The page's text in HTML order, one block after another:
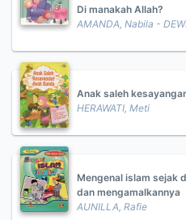
Di manakah Allah?
AMANDA, Nabila -
Anak saleh
HERAWATI, Meti
Mengenal islam sejak
dan mengamalkannya
AUNILLA, Rafie